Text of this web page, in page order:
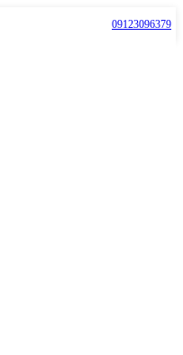
09123096379